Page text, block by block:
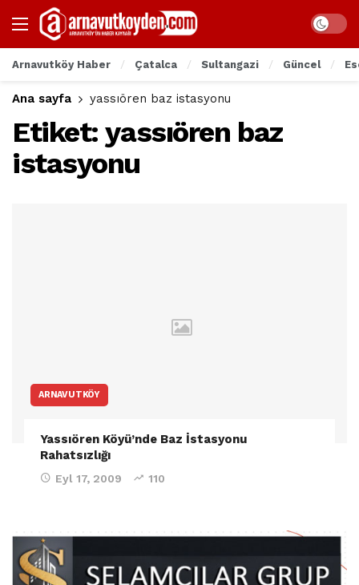
Arnavutköy Haber Çatalca Sultangazi Güncel
Ana sayfa yassıören baz istasyonu
Etiket:yassıören baz
istasyonu
ARNAVUTKÖY
Yassıören Köyü’nde Baz İstasyonu
Rahatsızlığı
Eyl 17, 2009 110